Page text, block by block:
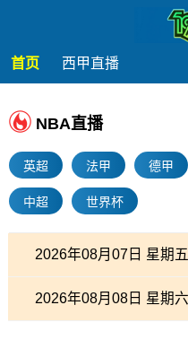
首页 西甲直播
NBA直播
英超 法甲 德甲
中超 世界杯
2026年08月07日 星期五
2026年08月08日 星期六